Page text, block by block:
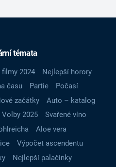
témata
2024
Nejlepší horory
času Partie
Počasí
začátky
Auto – katalog
Volby 2025
Svařené víno
Aloe vera
Výpočet ascendentu
Nejlepší palačinky